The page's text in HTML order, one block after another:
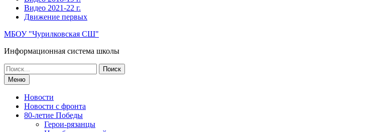
Видео 2021-22 г.
Движение первых
МБОУ "Чурилковская СШ"
Информационная система школы
Поиск
по:Меню
Новости
Новости с фронта
80-летие Победы
Герои-рязанцы